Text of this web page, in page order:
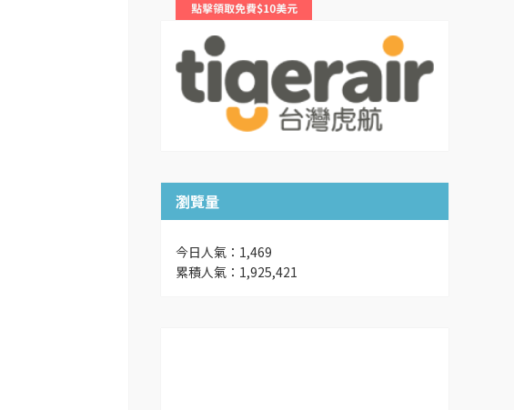
瀏覽量
今日人氣：1,469
累積人氣：1,925,421